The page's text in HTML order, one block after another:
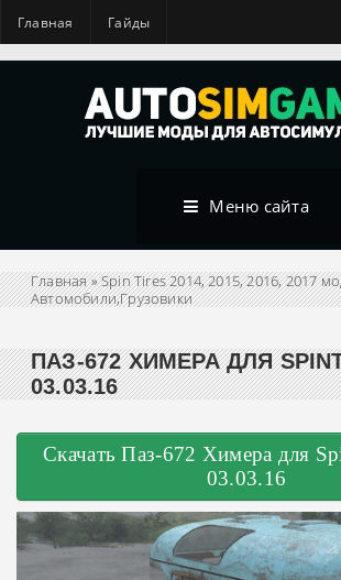
Главная Гайды
Меню сайта
Главная»Spin Tires 2014, 2015, 2016, 2017
Автомобили,Грузовики
ПАЗ-672 ХИМЕРА ДЛЯ
03.03.16
Скачать Паз-672 Химера для
03.03.16